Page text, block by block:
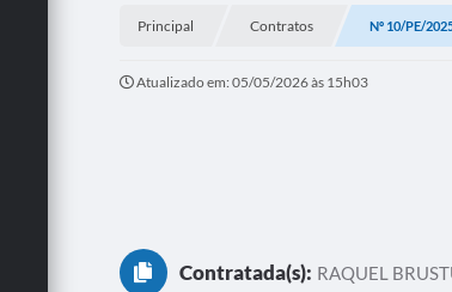
Principal Contratos Nº 10/PE/
Atualizado em: 05/05/2026 às 15h03
Contratada(s): RAQUEL